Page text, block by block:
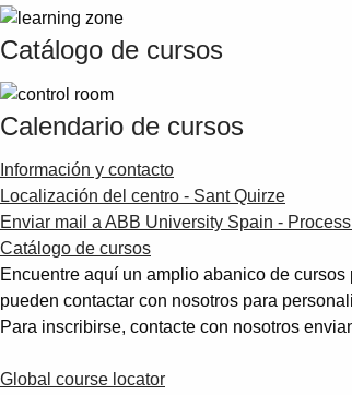
Catálogo de cursos
Calendario de cursos
Información y contacto
Localización del centro - Sant Quirze
Enviar mail a ABB University Spain -
Catálogo de cursos
Encuentre aquí un amplio abanico de
pueden contactar con nosotros para
Para inscribirse, contacte con nosotros
Global course locator